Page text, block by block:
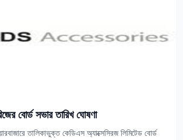
বোর্ড সভার তারিখ ঘোষণা
তালিকাভুক্ত কেডিএস অ্যাক্সেসিরজ লিমিটেড বোর্ড